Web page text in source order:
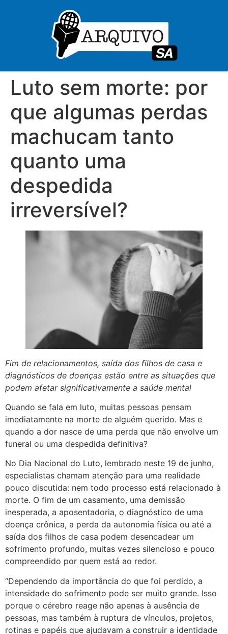
Luto sem morte: por
que algumas perdas
machucam tanto
quanto uma
despedida
irreversível?
Fim de relacionamentos, saída dos filhos de casa e
diagnósticos de doenças estão entre as situações que
podem afetar significativamente a saúde mental
Quando se fala em luto, muitas pessoas pensam
imediatamente na morte de alguém querido. Mas e
quando a dor nasce de uma perda que não envolve um
funeral ou uma despedida definitiva?
No Dia Nacional do Luto, lembrado neste 19 de junho,
especialistas chamam atenção para uma realidade
pouco discutida: nem todo processo está relacionado à
morte. O fim de um casamento, uma demissão
inesperada, a aposentadoria, o diagnóstico de uma
doença crônica, a perda da autonomia física ou até a
saída dos filhos de casa podem desencadear um
sofrimento profundo, muitas vezes silencioso e pouco
compreendido por quem está ao redor.
“Dependendo da importância do que foi perdido, a
intensidade do sofrimento pode ser muito grande. Isso
porque o cérebro reage não apenas à ausência de
pessoas, mas também à ruptura de vínculos, projetos,
rotinas e papéis que ajudavam a construir a identidade